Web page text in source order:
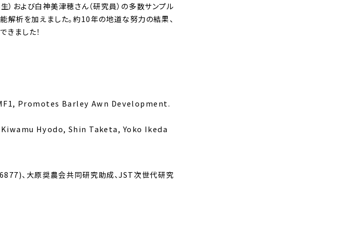
および白神美津穂さん（研究員）の多数サンプル
析を加えました。約10年の地道な努力の結果、
ました！
Promotes Barley Awn Development.
Hyodo, Shin Taketa, Yoko Ikeda
、大原奨農会共同研究助成、JST次世代研究